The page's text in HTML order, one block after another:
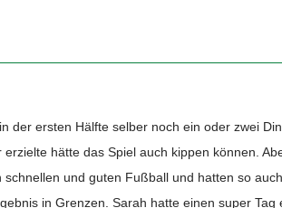
der ersten Hälfte selber noch ein oder zwei
hätte das Spiel auch kippen können.
und guten Fußball und hatten so
in Grenzen. Sarah hatte einen super Tag